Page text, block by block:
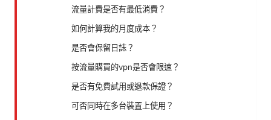
流量計費是否有最低消費？
如何計算我的月度成本？
是否會保留日誌？
按流量購買的vpn是否會限速？
是否有免費試用或退款保證？
可否同時在多台裝置上使用？